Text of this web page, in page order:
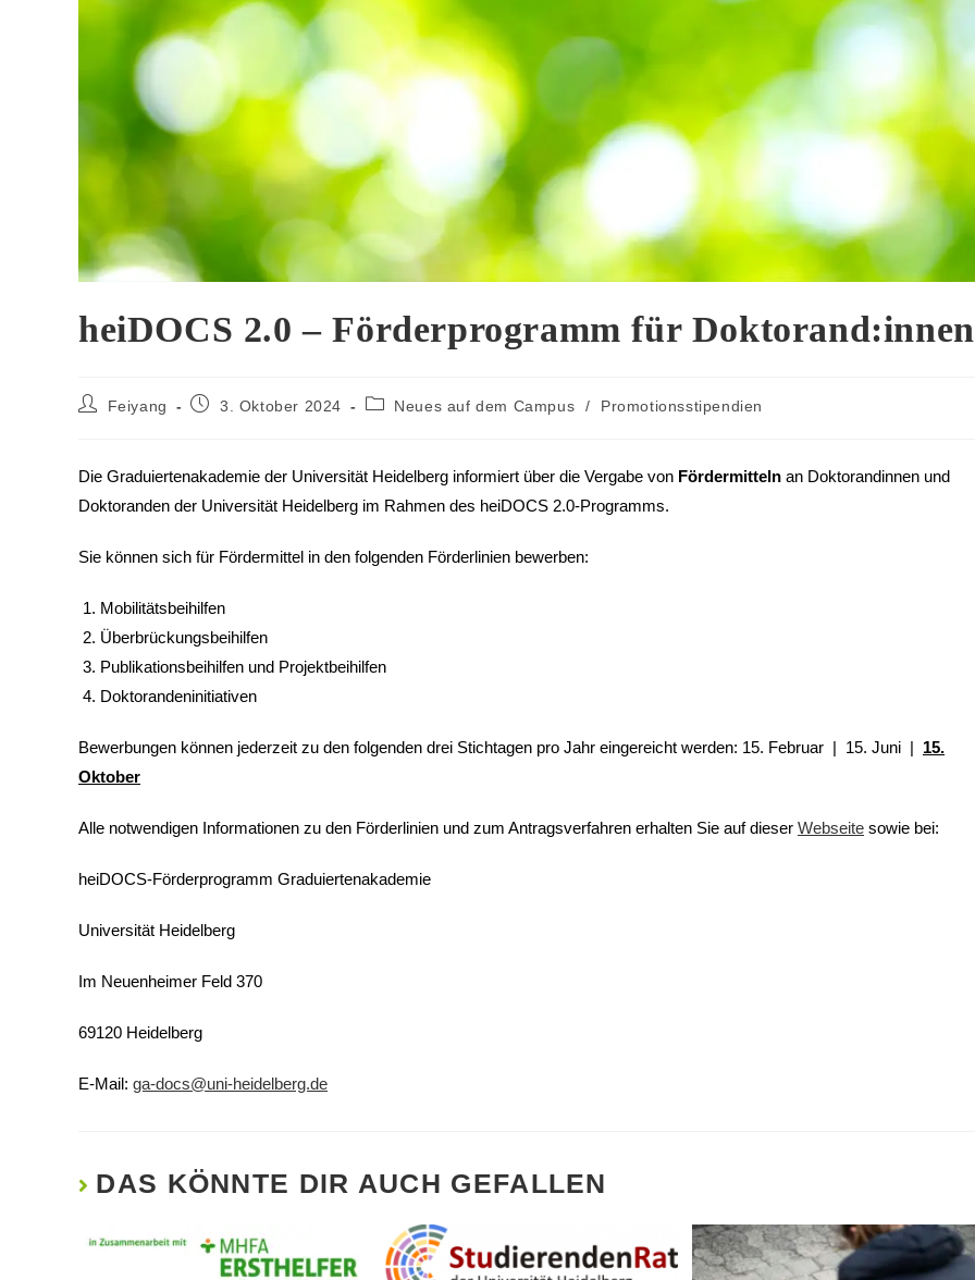
heiDOCS 2.0 – Förderprogramm für Doktorand:innen
Feiyang 3. Oktober 2024 Neues auf dem Campus / Promotionsstipendien
Die Graduiertenakademie der Universität Heidelberg informiert über die Vergabe von Fördermitteln an Doktorandinnen und
Doktoranden der Universität Heidelberg im Rahmen des heiDOCS 2.0-Programms.
Sie können sich für Fördermittel in den folgenden Förderlinien bewerben:
Mobilitätsbeihilfen
Überbrückungsbeihilfen
Publikationsbeihilfen und Projektbeihilfen
Doktorandeninitiativen
Bewerbungen können jederzeit zu den folgenden drei Stichtagen pro Jahr eingereicht werden: 15. Februar | 15. Juni | 15.
Oktober
Alle notwendigen Informationen zu den Förderlinien und zum Antragsverfahren erhalten Sie auf dieser Webseite sowie bei:
heiDOCS-Förderprogramm Graduiertenakademie
Universität Heidelberg
Im Neuenheimer Feld 370
69120 Heidelberg
E-Mail: ga-docs@uni-heidelberg.de
DAS KÖNNTE DIR AUCH GEFALLEN